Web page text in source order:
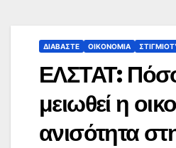
ΔΙΑΒΆΣΤΕ ΟΙΚΟΝΟΜΊΑ
ΕΛΣΤΑΤ:
μειωθεί η
ανισότητα